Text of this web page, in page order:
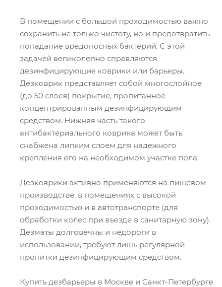
В помещении с большой проходимостью важно
сохранить не только чистоту, но и предотвратить
попадание вредоносных бактерий. С этой
задачей великолепно справляются
дезинфицирующие коврики или барьеры.
Дезковрик представляет собой многослойное
(до 50 слоев) покрытие, пропитанное
концентрированным дезинфицирующим
средством. Нижняя часть такого
антибактериального коврика может быть
снабжена липким слоем для надежного
крепления его на необходимом участке пола.
Дезковрики активно применяются на пищевом
производстве, в помещениях с высокой
проходимостью и в автотранспорте (для
обработки колес при въезде в санитарную зону).
Дезматы долговечны и недороги в
использовании, требуют лишь регулярной
пропитки дезинфицирующим средством.
Купить дезбарьеры в Москве и Санкт-Петербурге